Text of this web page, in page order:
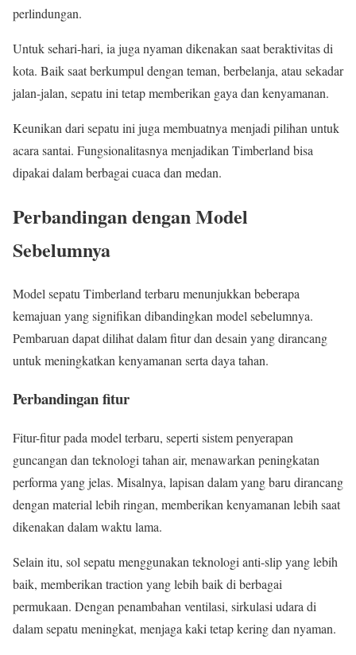
perlindungan.
Untuk sehari-hari, ia juga nyaman dikenakan saat beraktivitas di
kota. Baik saat berkumpul dengan teman, berbelanja, atau sekadar
jalan-jalan, sepatu ini tetap memberikan gaya dan kenyamanan.
Keunikan dari sepatu ini juga membuatnya menjadi pilihan untuk
acara santai. Fungsionalitasnya menjadikan Timberland bisa
dipakai dalam berbagai cuaca dan medan.
Perbandingan dengan Model
Sebelumnya
Model sepatu Timberland terbaru menunjukkan beberapa
kemajuan yang signifikan dibandingkan model sebelumnya.
Pembaruan dapat dilihat dalam fitur dan desain yang dirancang
untuk meningkatkan kenyamanan serta daya tahan.
Perbandingan fitur
Fitur-fitur pada model terbaru, seperti sistem penyerapan
guncangan dan teknologi tahan air, menawarkan peningkatan
performa yang jelas. Misalnya, lapisan dalam yang baru dirancang
dengan material lebih ringan, memberikan kenyamanan lebih saat
dikenakan dalam waktu lama.
Selain itu, sol sepatu menggunakan teknologi anti-slip yang lebih
baik, memberikan traction yang lebih baik di berbagai
permukaan. Dengan penambahan ventilasi, sirkulasi udara di
dalam sepatu meningkat, menjaga kaki tetap kering dan nyaman.